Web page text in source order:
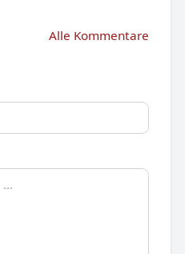
Alle Kommentare